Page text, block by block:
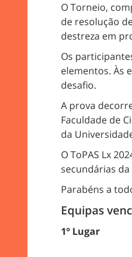
O Torneio,
de resolução
destreza em
Os
elementos. Às
desafio.
A prova
Faculdade de
da
O ToPAS Lx
secundárias da
Parabéns a
Equipas
1º Lugar